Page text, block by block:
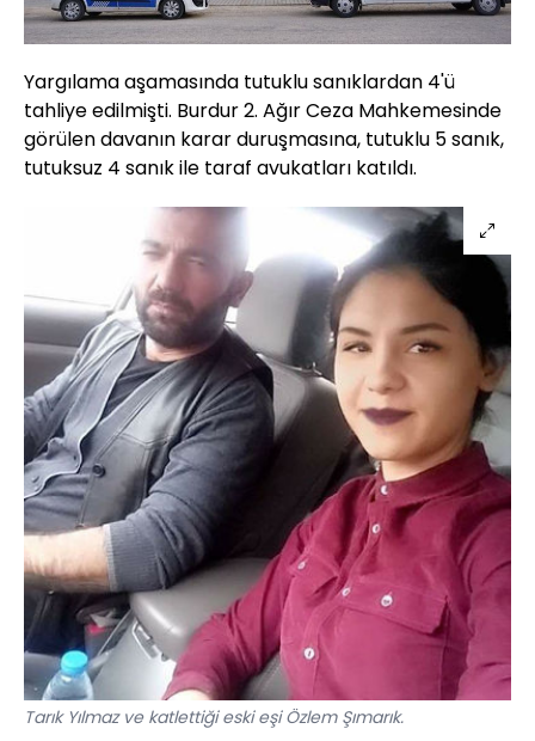
Yargılama aşamasında tutuklu sanıklardan 4'ü
tahliye edilmişti. Burdur 2. Ağır Ceza Mahkemesinde
görülen davanın karar duruşmasına, tutuklu 5 sanık,
tutuksuz 4 sanık ile taraf avukatları katıldı.
Tarık Yılmaz ve katlettiği eski eşi Özlem Şımarık.